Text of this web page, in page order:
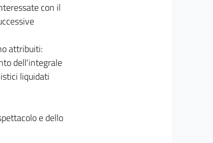
con il
attribuiti:
dell'integrale
liquidati
e dello